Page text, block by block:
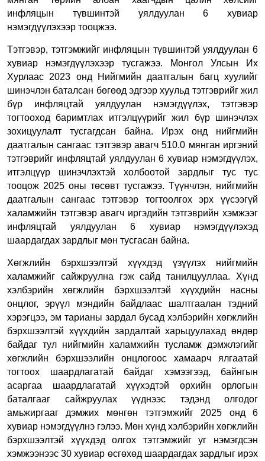
инфляцын түвшинтэй уялдуулан 6 хувиар
нэмэгдүүлэхээр тооцжээ.
Тэтгэвэр, тэтгэмжийг инфляцын түвшинтэй уялдуулан 6
хувиар нэмэгдүүлэхээр тусгажээ. Монгол Улсын Их
Хурлаас 2023 онд Нийгмийн даатгалын багц хуулийг
шинэчлэн баталсан бөгөөд эдгээр хуульд тэтгэврийг жил
бүр инфляцтай уялдуулан нэмэгдүүлэх, тэтгэвэр
тогтооход баримтлах итгэлцүүрийг жил бүр шинэчлэх
зохицуулалт тусгагдсан байна. Ирэх онд нийгмийн
даатгалын сангаас тэтгэвэр авагч 510.0 мянган иргэний
тэтгэврийг инфляцтай уялдуулан 6 хувиар нэмэгдүүлэх,
итгэлцүүр шинэчлэхтэй холбоотой зардлыг тус тус
тооцож 2025 оны төсөвт тусгажээ. Түүнчлэн, нийгмийн
даатгалын сангаас тэтгэвэр тогтоолгох эрх үүсээгүй
халамжийн тэтгэвэр авагч иргэдийн тэтгэврийн хэмжээг
инфляцтай уялдуулан 6 хувиар нэмэгдүүлэхэд
шаардагдах зардлыг мөн тусгасан байна.
Хөгжлийн бэрхшээлтэй хүүхдэд үзүүлэх нийгмийн
халамжийг сайжруулна гэж сайд танилцууллаа. Хүнд
хэлбэрийн хөгжлийн бэрхшээлтэй хүүхдийн насны
онцлог, эрүүл мэндийн байдлаас шалтгаалан тэдний
хэрэгцээ, эм тарианы зардал бусад хэлбэрийн хөгжлийн
бэрхшээлтэй хүүхдийн зардалтай харьцуулахад өндөр
байдаг тул нийгмийн халамжийн тусламж дэмжлэгийг
хөгжлийн бэрхшээлийн онцлогоос хамаарч ялгаатай
тогтоох шаардлагатай байдаг хэмээгээд, байнгын
асаргаа шаардлагатай хүүхэдтэй өрхийн орлогын
баталгааг сайжруулах үүднээс тэдэнд олгодог
амьжиргааг дэмжих мөнгөн тэтгэмжийг 2025 онд 6
хувиар нэмэгдүүлнэ гэлээ. Мөн хүнд хэлбэрийн хөгжлийн
бэрхшээлтэй хүүхдэд олгох тэтгэмжийг уг нэмэгдсэн
хэмжээнээс 30 хувиар өсгөхөд шаардагдах зардлыг ирэх